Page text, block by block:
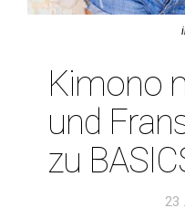
Kimono
und
zu
23